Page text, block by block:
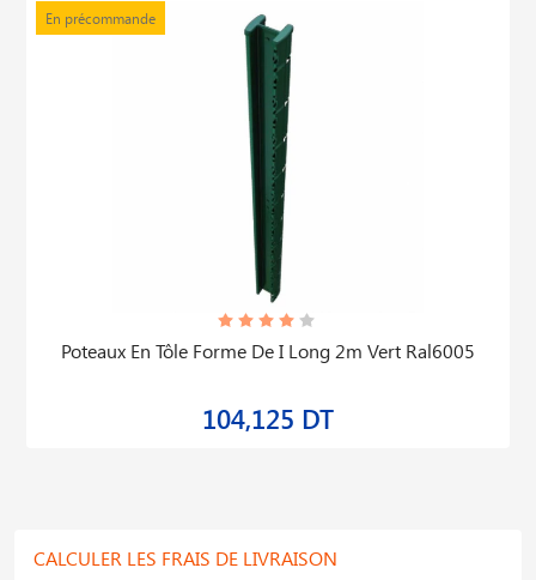
En précommande
Poteaux En Tôle Forme De I Long 2m Vert Ral6005
104,125 DT
CALCULER LES FRAIS DE LIVRAISON